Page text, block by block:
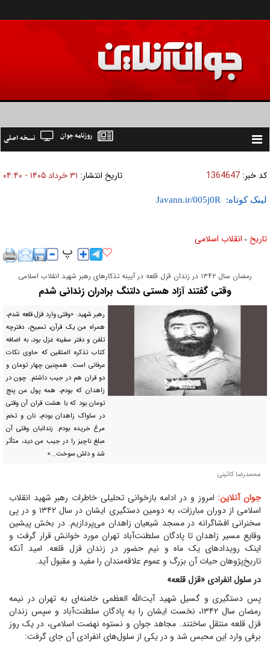
Toggle
نسخه اصلی روزنامه جوان
کد خبر: 1364647 تاریخ انتشار: ۳۱ خرداد ۱۴۰۵ - ۰۴:۴۰
لینک کوتاه:
تاریخ » انقلاب اسلامی
رمضان سال ۱۳۴۲ در زندان قزل قلعه در آیینه تذکار‌های رهبر شهید انقلاب اسلامی
وقتی گفتند آزاد هستی دلتنگ برادران زندانی شدم
رهبر شهید: «وقتی وارد قزل قلعه شدم،
همراه من یک قرآن، تسبیح، دفترچه
تلفن و دفتر سفینه غزل بود، به اضافه
کتاب تذکره المتقین که حاوی نکات
عرفانی است. همچنین چهار تومان و
دو قران هم در جیب داشتم. چون در
زاهدان که بودم، همه پول من پنج
تومان بود که با هشت قران آن وقتی
در ساواک زاهدان بودم، نان و تخم
مرغ خریده بودم. زندانبان وقتی آن
مبلغ ناچیز را در جیب من دید، متأثر
شد و دلش سوخت...»
محمدرضا کائینی
جوان آنلاین: امروز و در ادامه بازخوانی تحلیلی خاطرات رهبر شهید انقلاب
اسلامی از دوران مبارزات، به دومین دستگیری ایشان در سال ۱۳۴۲ و در پی
سخنرانی افشاگرانه در مسجد شیعیان زاهدان می‌پردازیم. در بخش پیشین
وقایع مسیر زاهدان تا پادگان سلطنت‌آباد تهران مورد خوانش قرار گرفت و
اینک رویداد‌های یک ماه و نیم حضور در زندان قزل قلعه. امید آنکه
تاریخ‌پژوهان حیات آن بزرگ و عموم علاقه‌مندان را مفید و مقبول آید.
در سلول انفرادی «قزل قلعه»
پس دستگیری و گسیل شهید آیت‌الله العظمی خامنه‌ای به تهران در نیمه
رمضان سال ۱۳۴۲، نخست ایشان را به پادگان سلطنت‌آباد و سپس زندان
قزل قلعه منتقل ساختند. مجاهد جوان و نستوه نهضت اسلامی، در یک روز
برفی وارد این محبس شد و در یکی از سلول‌های انفرادی آن جای گرفت: